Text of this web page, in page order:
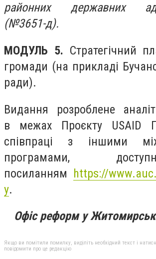
районних державних
(№3651-д).
МОДУЛЬ 5. Стратегічний
громади (на прикладі
ради).
Видання розроблене
в межах Проєкту
співпраці з іншими
програмами,
посиланням https://
y.
Офіс реформ у
Якщо ви помітили помилку, виділіть необхідний текст і
повідомити про це редакцію